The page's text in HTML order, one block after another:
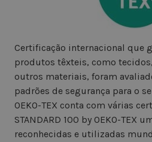
Certificação internacional que
produtos têxteis, como
outros materiais, foram
padrões de segurança para o
OEKO-TEX conta com várias
STANDARD 100 by OEKO-TEX
reconhecidas e utilizadas